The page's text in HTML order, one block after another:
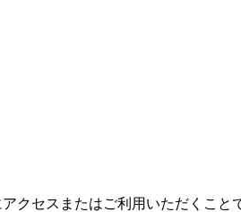
クセスまたはご利用いただくこ